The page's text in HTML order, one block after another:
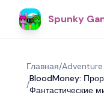
Spunky
Главная/
/
BloodMoney:
Фантастические